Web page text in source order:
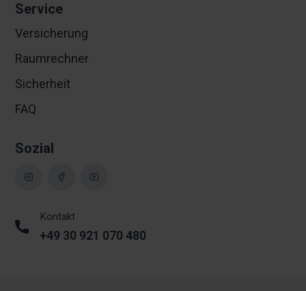
Service
Versicherung
Raumrechner
Sicherheit
FAQ
Sozial
Kontakt
+49 30 921 070 480